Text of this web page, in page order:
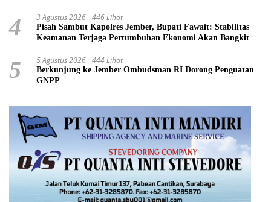
4 3 Agustus 2026 446 Lihat
Pisah Sambut Kapolres Jember, Bupati Fawait: Stabilitas
Keamanan Terjaga Pertumbuhan Ekonomi Akan Bangkit
5 5 Agustus 2026 444 Lihat
Berkunjung ke Jember Ombudsman RI Dorong Penguatan
GNPP